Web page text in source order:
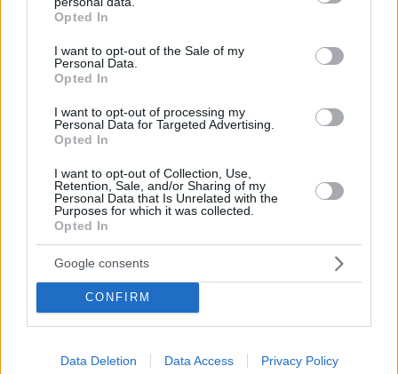
grant or deny consent to Google and its third-party tags to
use your data for below specified purposes in below Google
consent section.
Opted In
I want to opt-out of the Sale of my
Personal Data.
Opted In
I want to opt-out of processing my
Personal Data for Targeted Advertising.
Opted In
I want to opt-out of Collection, Use,
Retention, Sale, and/or Sharing of my
Personal Data that Is Unrelated with the
Purposes for which it was collected.
Opted In
Google consents
CONFIRM
Data Deletion Data Access Privacy Policy
ρομποτικής στην Ελλάδα
04.08.2026, 11:20
Από μαθητής, φοιτητής σε άλλη πόλη!
Επαγγελματική Εκπαίδευση & Εξειδίκευση: Το Mοντέλο που
σε Bάζει στην Aγορά Eργασίας
ΡΟΗ ΕΙΔΗΣΕΩΝ
κοινότητα Σάρτης στη Χαλκιδική, επικαλείται
πριν 17 λεπτά